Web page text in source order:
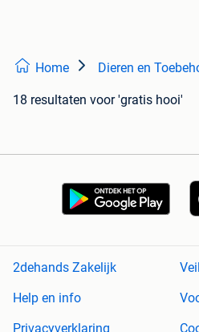
Home Dieren en
18 resultaten voor 'gratis hooi'
2dehands Zakelijk
Help en info
Privacyverklaring